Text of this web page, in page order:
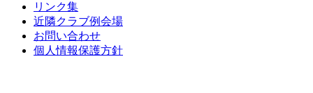
リンク集
近隣クラブ例会場
お問い合わせ
個人情報保護方針